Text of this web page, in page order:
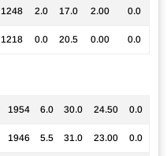
1248 2.0 17.0 2.00 0.0
1218 0.0 20.5 0.00 0.0
1954 6.0 30.0 24.50 0.0
1946 5.5 31.0 23.00 0.0